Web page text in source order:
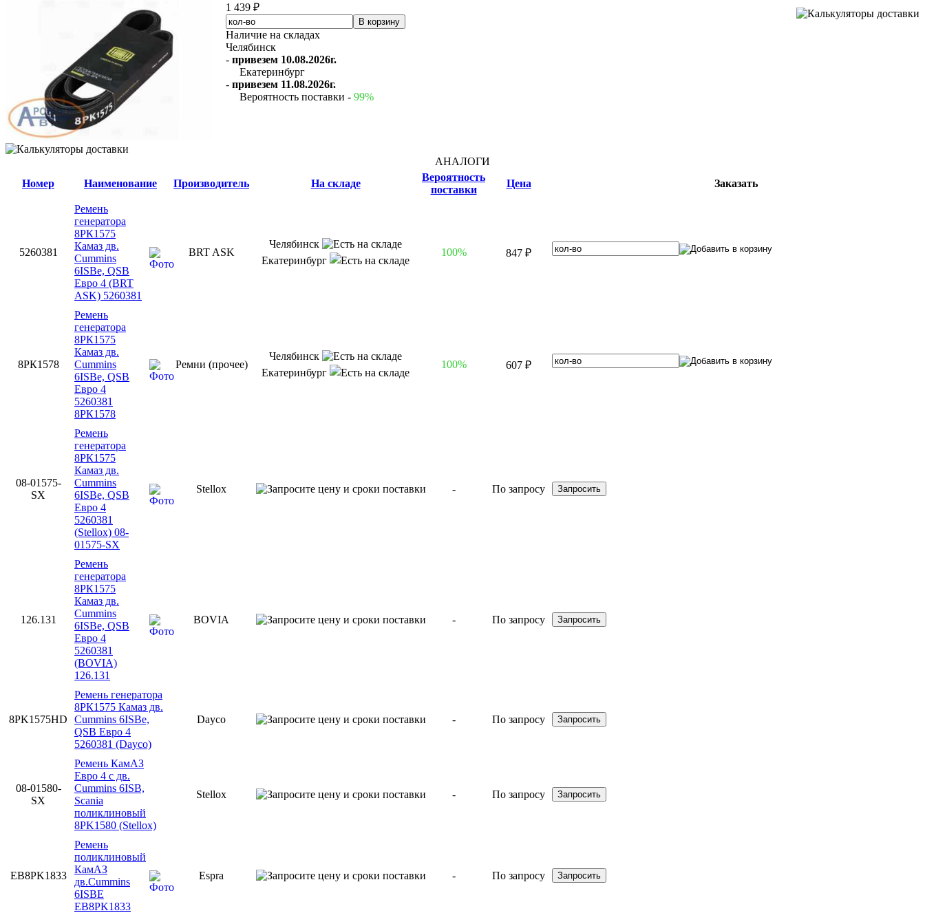
1 439 ₽
Наличие на складах
Челябинск
- привезем 10.08.2026г.
Екатеринбург
- привезем 11.08.2026г.
Вероятность поставки - 99%
АНАЛОГИ
Номер
Наименование Производитель На складе
Вероятность
поставки
Цена Заказать
5260381
Ремень
генератора
8РК1575
Камаз дв.
Cummins
6ISBe, QSB
Евро 4 (BRT
ASK) 5260381
BRT ASK
Челябинск
Екатеринбург
100% 847 ₽
8РК1578
Ремень
генератора
8РК1575
Камаз дв.
Cummins
6ISBe, QSB
Евро 4
5260381
8РК1578
Ремни (прочее)
Челябинск
Екатеринбург
100% 607 ₽
08-01575-
SX
Ремень
генератора
8РК1575
Камаз дв.
Cummins
6ISBe, QSB
Евро 4
5260381
(Stellox) 08-
01575-SX
Stellox - По запросу
126.131
Ремень
генератора
8РК1575
Камаз дв.
Cummins
6ISBe, QSB
Евро 4
5260381
(BOVIA)
126.131
BOVIA - По запросу
8PK1575HD
Ремень генератора
8РК1575 Камаз дв.
Cummins 6ISBe,
QSB Евро 4
5260381 (Dayco)
Dayco - По запросу
08-01580-
SX
Ремень КамАЗ
Евро 4 с дв.
Cummins 6ISB,
Scania
поликлиновый
8PK1580 (Stellox)
Stellox - По запросу
EB8PK1833
Ремень
поликлиновый
КамАЗ
дв.Cummins
6ISBE
EB8PK1833
Espra - По запросу